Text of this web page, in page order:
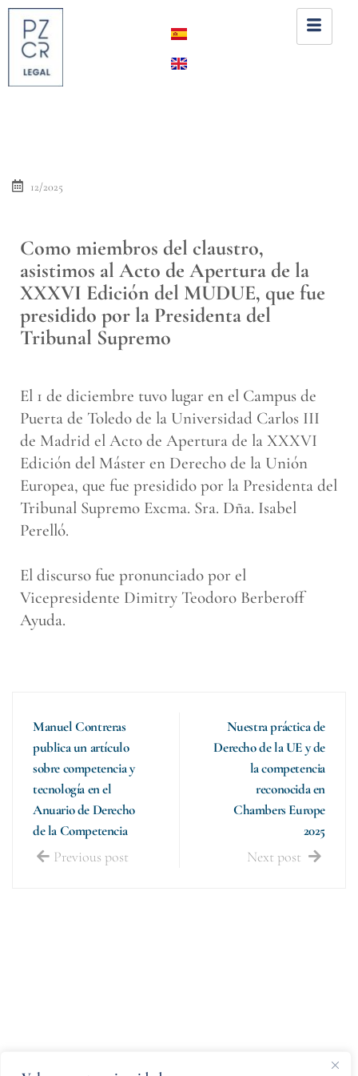
12/2025
Como miembros del claustro,
asistimos al Acto de Apertura de la
XXXVI Edición del MUDUE, que fue
presidido por la Presidenta del
Tribunal Supremo
El 1 de diciembre tuvo lugar en el Campus de
Puerta de Toledo de la Universidad Carlos III
de Madrid el Acto de Apertura de la XXXVI
Edición del Máster en Derecho de la Unión
Europea, que fue presidido por la Presidenta del
Tribunal Supremo Excma. Sra. Dña. Isabel
Perelló.
El discurso fue pronunciado por el
Vicepresidente Dimitry Teodoro Berberoff
Ayuda.
Manuel Contreras
publica un artículo
sobre competencia y
tecnología en el
Anuario de Derecho
de la Competencia
Previous post
Nuestra práctica de
Derecho de la UE y de
la competencia
reconocida en
Chambers Europe
2025
Next post